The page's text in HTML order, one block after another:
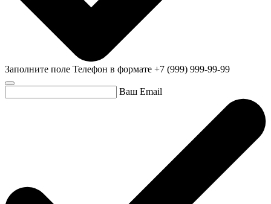
Заполните поле Телефон в формате +7 (999) 999-99-99
Ваш Email